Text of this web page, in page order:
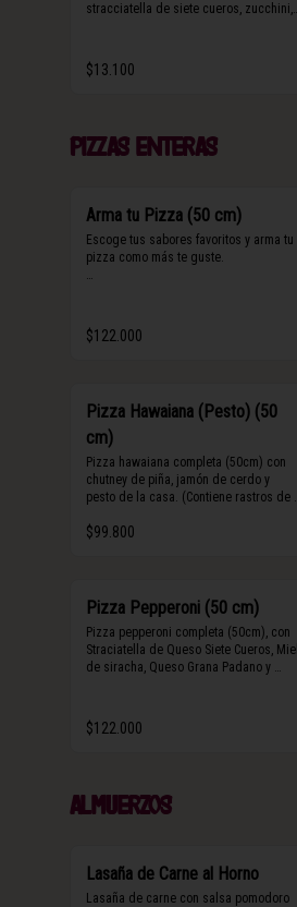
stracciatella de siete cueros, zucchini,
padano y albahaca fresca.
$13.100
Pizzas enteras
Arma tu Pizza (50 cm)
Escoge tus sabores favoritos y arma tu
pizza como más te guste.
frutos secos y maní.
$122.000
Pizza Hawaiana (Pesto) (50
cm)
Pizza hawaiana completa (50cm) con
chutney de piña, jamón de cerdo y
pesto de la casa. (Contiene rastros de
$99.800
Pizza Pepperoni (50 cm)
Pizza pepperoni completa (50cm), con
Straciatella de Queso Siete Cueros, Miel
de siracha, Queso Grana Padano y
$122.000
Almuerzos
Lasaña de Carne al Horno
Lasaña de carne con salsa pomodoro